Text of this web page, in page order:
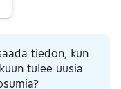
tiedon, kun
tulee uusia